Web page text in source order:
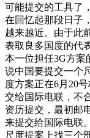
可能提交的工具了
在回忆起那段日子
越来越近。由于此
表取良多国度的代
本一位担任3G方案
说中国要提交一个
度方案正在6月20
交给国际电联，不
资历提交，最初邮
来提交给国际电联
尺度提案上找三个